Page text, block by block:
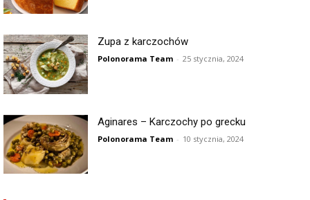
Zupa z karczochów
Polonorama Team - 25 stycznia, 2024
Aginares – Karczochy po grecku
Polonorama Team - 10 stycznia, 2024